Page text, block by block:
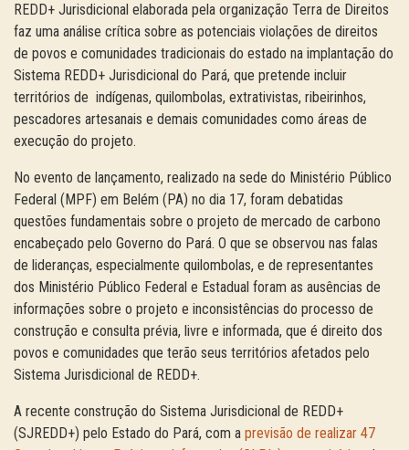
REDD+ Jurisdicional elaborada pela organização Terra de Direitos
faz uma análise crítica sobre as potenciais violações de direitos
de povos e comunidades tradicionais do estado na implantação do
Sistema REDD+ Jurisdicional do Pará, que pretende incluir
territórios de indígenas, quilombolas, extrativistas, ribeirinhos,
pescadores artesanais e demais comunidades como áreas de
execução do projeto.
No evento de lançamento, realizado na sede do Ministério Público
Federal (MPF) em Belém (PA) no dia 17, foram debatidas
questões fundamentais sobre o projeto de mercado de carbono
encabeçado pelo Governo do Pará. O que se observou nas falas
de lideranças, especialmente quilombolas, e de representantes
dos Ministério Público Federal e Estadual foram as ausências de
informações sobre o projeto e inconsistências do processo de
construção e consulta prévia, livre e informada, que é direito dos
povos e comunidades que terão seus territórios afetados pelo
Sistema Jurisdicional de REDD+.
A recente construção do Sistema Jurisdicional de REDD+
(SJREDD+) pelo Estado do Pará, com a previsão de realizar 47